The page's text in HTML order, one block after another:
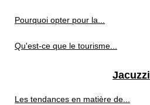
Pourquoi opter pour la...
Qu'est-ce que le tourisme...
Jacuzzi
Les tendances en matière de...